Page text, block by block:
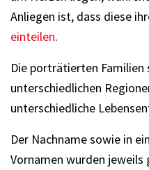
Anliegen ist, dass diese
einteilen.
Die porträtierten Familien
unterschiedlichen
unterschiedliche
Der Nachname sowie in
Vornamen wurden